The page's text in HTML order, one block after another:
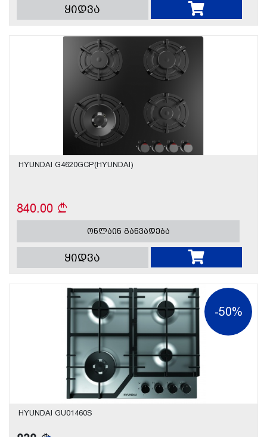
ყიდვა
HYUNDAI G4620GCP(HYUNDAI)
840.00
ონლაინ განვადება
ყიდვა
-50%
HYUNDAI GU01460S